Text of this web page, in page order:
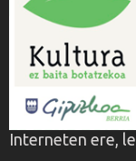
Interneten ere,